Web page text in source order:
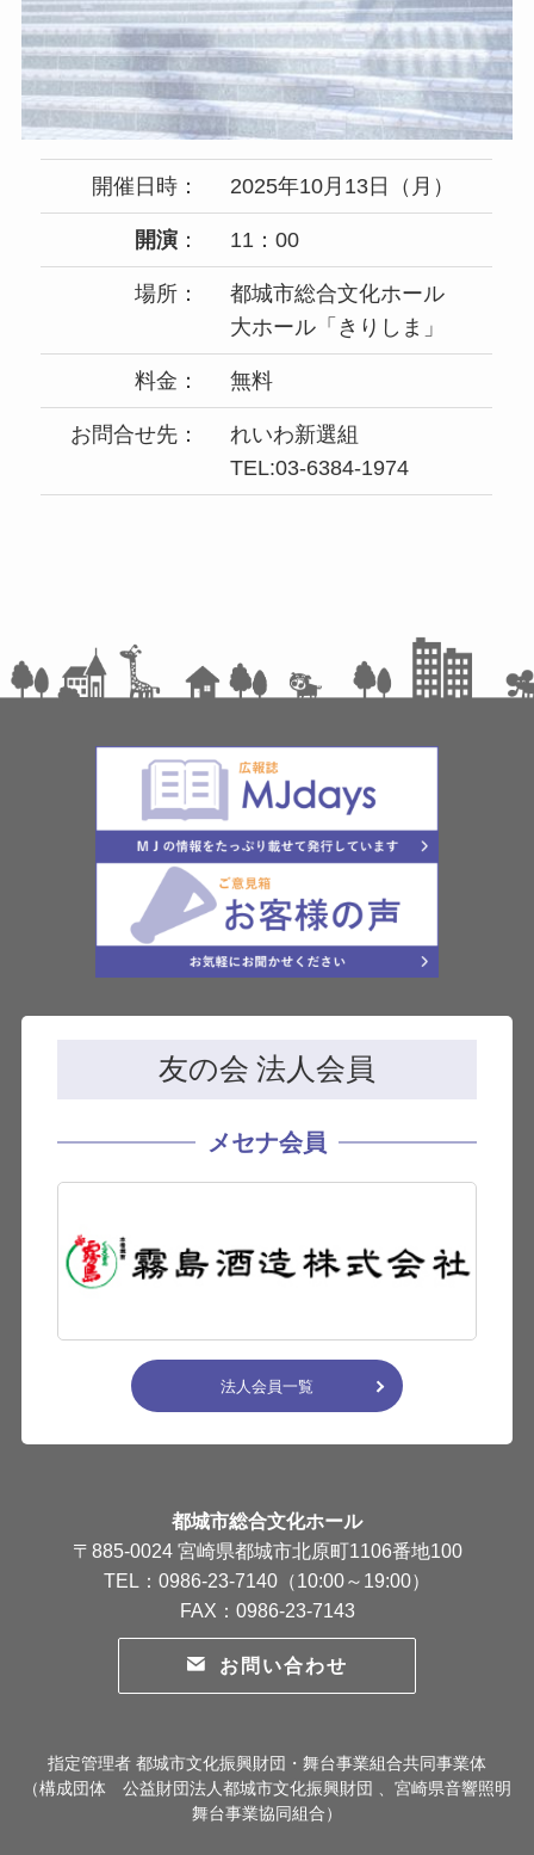
開催日時： 2025年10月13日（月）
開演： 11：00
場所：
都城市総合文化ホール
大ホール「きりしま」
料金： 無料
お問合せ先：
れいわ新選組
TEL:03-6384-1974
友の会 法人会員
メセナ会員
法人会員一覧
都城市総合文化ホール
〒885-0024 宮崎県都城市北原町1106番地100
TEL：0986-23-7140（10:00～19:00）
FAX：0986-23-7143
お問い合わせ
指定管理者 都城市文化振興財団・舞台事業組合共同事業体
（構成団体 公益財団法人都城市文化振興財団 、宮崎県音響照明
舞台事業協同組合）